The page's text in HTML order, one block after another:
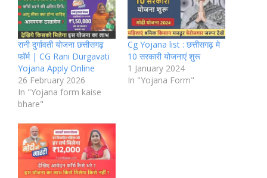
रानी दुर्गावती योजना छत्तीसगढ़
फॉर्म | CG Rani Durgavati
Yojana Apply Online
26 February 2026
In "Yojana form kaise
bhare"
Cg Yojana list : छत्तीसगढ़ मे
10 सरकारी योजनाएं शुरू
1 January 2024
In "Yojana Form"